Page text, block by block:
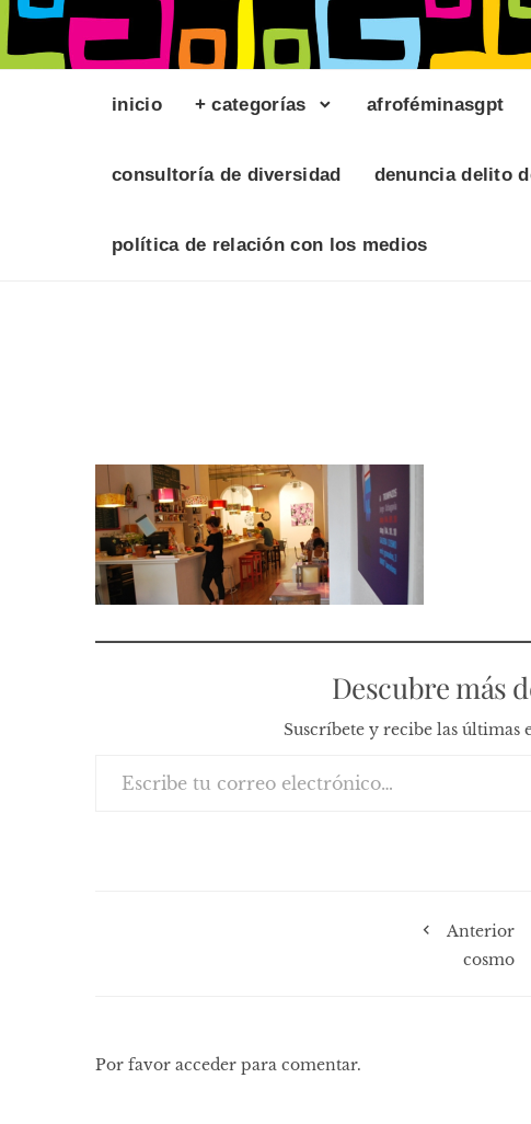
inicio + categorías afroféminasgpt
consultoría de diversidad denuncia delito
política de relación con los medios
Descubre más
Suscríbete y recibe las últimas
Anterior
cosmo
Por favor acceder para comentar.